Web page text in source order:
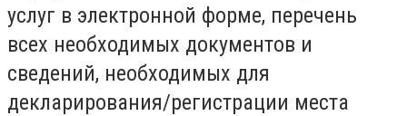
услуг в электронной форме, перечень
всех необходимых документов и
сведений, необходимых для
декларирования/регистрации места